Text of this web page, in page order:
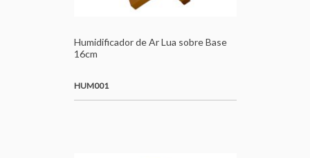
Humidificador de Ar Lua sobre Base
16cm
HUM001